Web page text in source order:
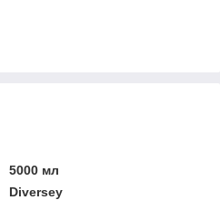
5000 мл
Diversey